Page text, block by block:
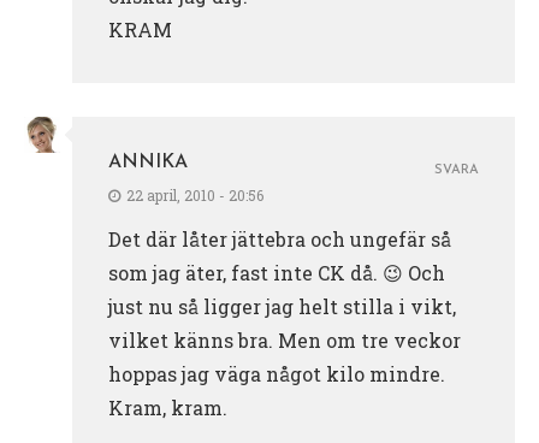
KRAM
ANNIKA
22 april, 2010 - 20:56
Det där låter jättebra och ungefär så
som jag äter, fast inte CK då. 😉 Och
just nu så ligger jag helt stilla i vikt,
vilket känns bra. Men om tre veckor
hoppas jag väga något kilo mindre.
Kram, kram.
SVARA